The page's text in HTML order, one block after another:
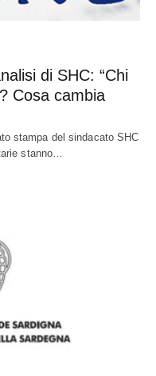
di SHC: “Chi
Cosa cambia
stampa del sindacato SHC
stanno…